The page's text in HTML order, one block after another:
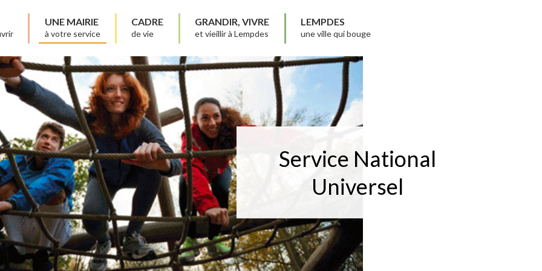
UNE MAIRIE
à votre service
CADRE
de vie
GRANDIR, VIVRE
et vieillir à Lempdes
LEMPDES
une ville qui bouge
Service National
Universel